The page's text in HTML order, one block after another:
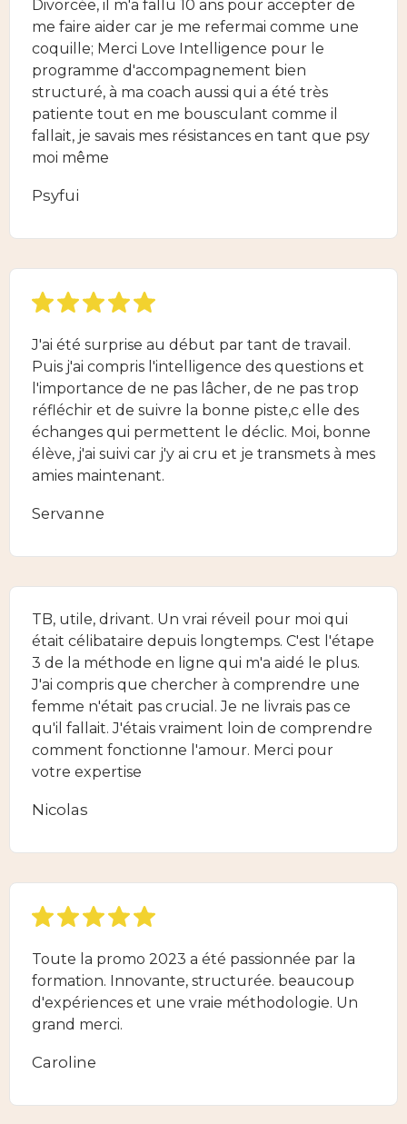
Divorcée, il m'a fallu 10 ans pour accepter de
me faire aider car je me refermai comme une
coquille; Merci Love Intelligence pour le
programme d'accompagnement bien
structuré, à ma coach aussi qui a été très
patiente tout en me bousculant comme il
fallait, je savais mes résistances en tant que psy
moi même
Psyfui
J'ai été surprise au début par tant de travail.
Puis j'ai compris l'intelligence des questions et
l'importance de ne pas lâcher, de ne pas trop
réfléchir et de suivre la bonne piste,c elle des
échanges qui permettent le déclic. Moi, bonne
élève, j'ai suivi car j'y ai cru et je transmets à mes
amies maintenant.
Servanne
TB, utile, drivant. Un vrai réveil pour moi qui
était célibataire depuis longtemps. C'est l'étape
3 de la méthode en ligne qui m'a aidé le plus.
J'ai compris que chercher à comprendre une
femme n'était pas crucial. Je ne livrais pas ce
qu'il fallait. J'étais vraiment loin de comprendre
comment fonctionne l'amour. Merci pour
votre expertise
Nicolas
Toute la promo 2023 a été passionnée par la
formation. Innovante, structurée. beaucoup
d'expériences et une vraie méthodologie. Un
grand merci.
Caroline